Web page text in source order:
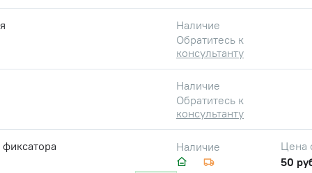
Наличие
Обратитесь к
консультанту
Наличие
Обратитесь к
консультанту
Наличие
Цена
50